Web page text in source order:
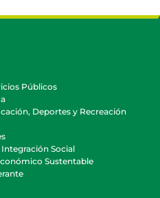
Públicos
Deportes y Recreación
Social
Sustentable